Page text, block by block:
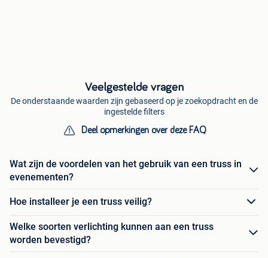
Veelgestelde vragen
De onderstaande waarden zijn gebaseerd op je zoekopdracht en de
ingestelde filters
Deel opmerkingen over deze FAQ
Wat zijn de voordelen van het gebruik van een truss in
evenementen?
Hoe installeer je een truss veilig?
Welke soorten verlichting kunnen aan een truss
worden bevestigd?